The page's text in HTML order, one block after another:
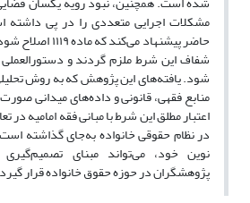
مشکلات اجرایی متعددی را در پی
حاضر پیشنهاد
شفاف این شرط ملزم گردند و
شود. یافته‌های این پژوهش که به روش
منابع فقهی، قانونی و داده‌های میدانی
اعتبار مطلق این شرط با مبانی فقه امامیه در
در نظام حقوقی خانواده به‌جای گذاشته
نوین خود، می‌تواند مبنای
پژوهشگران در حوزه حقوق خانواده قرار